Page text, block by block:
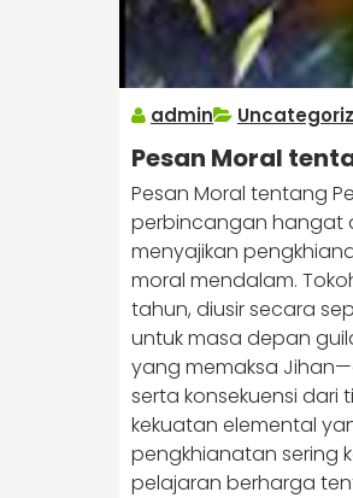
admin
Pesan Moral
Pesan Moral tentang
perbincangan hangat
menyajikan
moral mendalam.
tahun, diusir secara
untuk masa depan
yang memaksa
serta konsekuensi dari
kekuatan elemental
pengkhianatan sering
pelajaran berharga